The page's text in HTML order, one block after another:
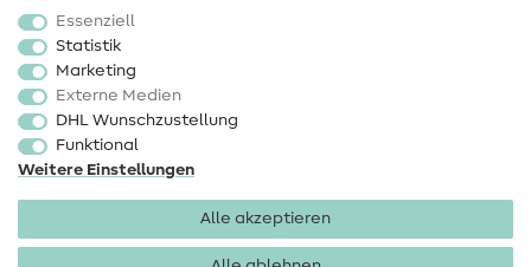
Sale
Schnittmuster
Essenziell
Statistik
Marketing
Externe Medien
DHL Wunschzustellung
Funktional
Weitere Einstellungen
Alle akzeptieren
Impressum Datenschutz
AGB